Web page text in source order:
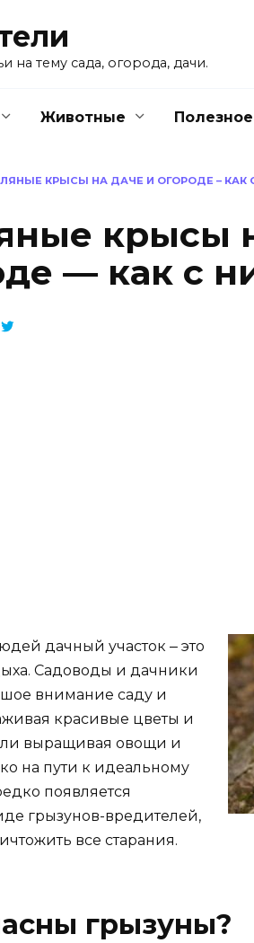
на тему сада, огорода, дачи.
Животные Полезное
КРЫСЫ НА ДАЧЕ И ОГОРОДЕ – КАК
крысы
— как с
дачный участок ‒ это
Садоводы и дачники
внимание саду и
красивые цветы и
выращивая овощи и
на пути к идеальному
появляется
грызунов-вредителей,
все старания.
грызуны?